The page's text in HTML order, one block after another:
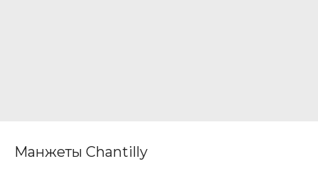
Манжеты Chantilly